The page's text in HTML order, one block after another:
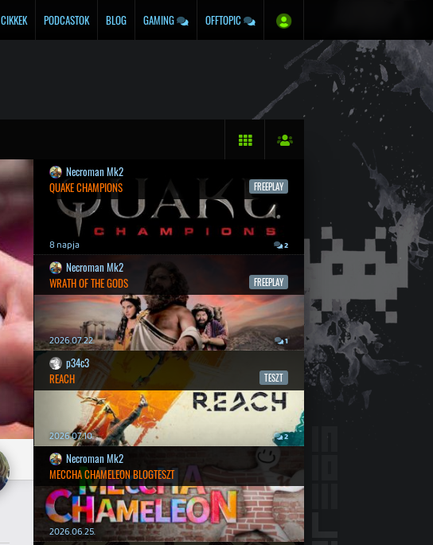
CIKKEK PODCASTOK BLOG GAMING OFFTOPIC
Necroman Mk2
QUAKE CHAMPIONS
FREEPLAY
8 napja 2
Necroman Mk2
WRATH OF THE GODS
FREEPLAY
2026.07.22. 1
p34c3
REACH
TESZT
2026.07.10. 2
Necroman Mk2
MECCHA CHAMELEON BLOGTESZT
2026.06.25.